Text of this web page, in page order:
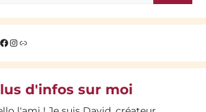
Facebook
Instagram
Lien
d'infos sur moi